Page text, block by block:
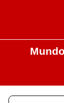
Mundo